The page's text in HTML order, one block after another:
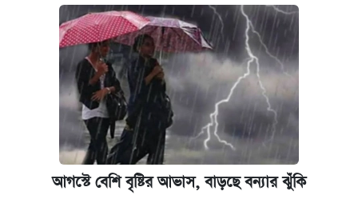
আগস্টে বেশি বৃষ্টির আভাস, বাড়ছে বন্যার ঝুঁকি